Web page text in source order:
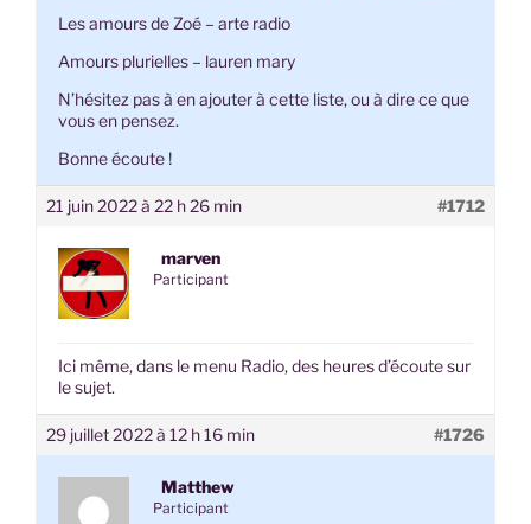
Les amours de Zoé – arte radio
Amours plurielles – lauren mary
N’hésitez pas à en ajouter à cette liste, ou à dire ce que
vous en pensez.
Bonne écoute !
21 juin 2022 à 22 h 26 min #1712
marven
Participant
Ici même, dans le menu Radio, des heures d’écoute sur
le sujet.
29 juillet 2022 à 12 h 16 min #1726
Matthew
Participant